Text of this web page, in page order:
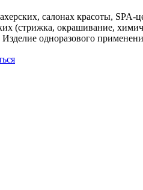
салонах красоты,
(стрижка, окрашивание,
одноразового